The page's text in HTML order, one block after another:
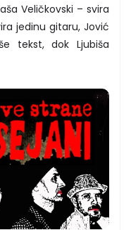
Veličkovski – svira
jedinu gitaru, Jović
tekst, dok Ljubiša